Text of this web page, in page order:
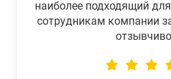
наиболее подходящий
сотрудникам компании